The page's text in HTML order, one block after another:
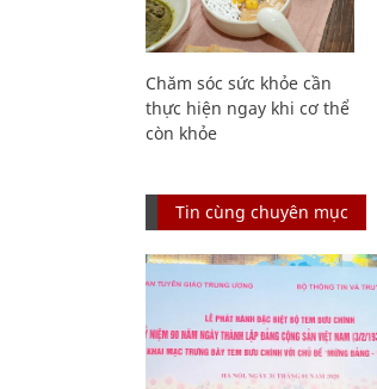
Chăm sóc sức khỏe cần
thực hiện ngay khi cơ thể
còn khỏe
Tin cùng chuyên mục